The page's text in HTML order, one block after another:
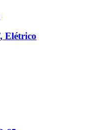
Elétrico